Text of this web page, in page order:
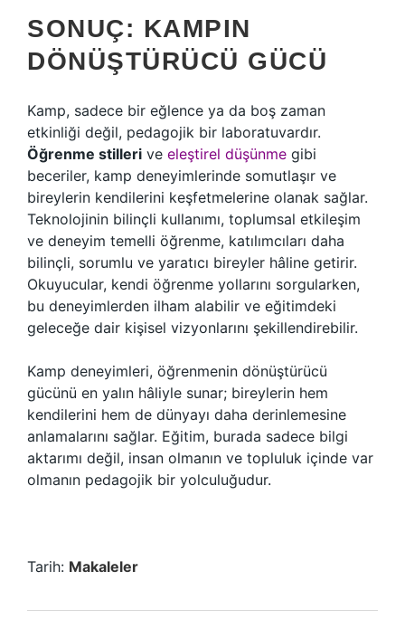
SONUÇ: KAMPIN
DÖNÜŞTÜRÜCÜ GÜCÜ
Kamp, sadece bir eğlence ya da boş zaman
etkinliği değil, pedagojik bir laboratuvardır.
Öğrenme stilleri ve eleştirel düşünme gibi
beceriler, kamp deneyimlerinde somutlaşır ve
bireylerin kendilerini keşfetmelerine olanak sağlar.
Teknolojinin bilinçli kullanımı, toplumsal etkileşim
ve deneyim temelli öğrenme, katılımcıları daha
bilinçli, sorumlu ve yaratıcı bireyler hâline getirir.
Okuyucular, kendi öğrenme yollarını sorgularken,
bu deneyimlerden ilham alabilir ve eğitimdeki
geleceğe dair kişisel vizyonlarını şekillendirebilir.
Kamp deneyimleri, öğrenmenin dönüştürücü
gücünü en yalın hâliyle sunar; bireylerin hem
kendilerini hem de dünyayı daha derinlemesine
anlamalarını sağlar. Eğitim, burada sadece bilgi
aktarımı değil, insan olmanın ve topluluk içinde var
olmanın pedagojik bir yolculuğudur.
Tarih: Makaleler